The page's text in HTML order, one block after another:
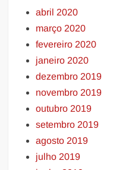
abril 2020
março 2020
fevereiro 2020
janeiro 2020
dezembro 2019
novembro 2019
outubro 2019
setembro 2019
agosto 2019
julho 2019